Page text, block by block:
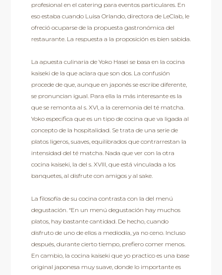
profesional en el catering para eventos particulares. En
eso estaba cuando Luisa Orlando, directora de LeClab, le
ofreció ocuparse de la propuesta gastronómica del
restaurante. La respuesta a la proposición es bien sabida.
La apuesta culinaria de Yoko Hasei se basa en la cocina
kaiseki de la que aclara que son dos. La confusión
procede de que, aunque en japonés se escribe diferente,
se pronuncian igual. Para ella la más interesante es la
que se remonta al s. XVI, a la ceremonia del té matcha.
Yoko especifica que es un tipo de cocina que va ligada al
concepto de la hospitalidad. Se trata de una serie de
platos ligeros, suaves, equilibrados que contrarrestan la
intensidad del té matcha. Nada que ver con la otra
cocina kaiseki, la del s. XVIII, que está vinculada a los
banquetes, al disfrute con amigos y al sake.
La filosofía de su cocina contrasta con la del menú
degustación. “En un menú degustación hay muchos
platos, hay bastante cantidad. De hecho, cuando
disfruto de uno de ellos a mediodía, ya no ceno. Incluso
después, durante cierto tiempo, prefiero comer menos.
En cambio, la cocina kaiseki que yo practico es una base
original japonesa muy suave, donde lo importante es